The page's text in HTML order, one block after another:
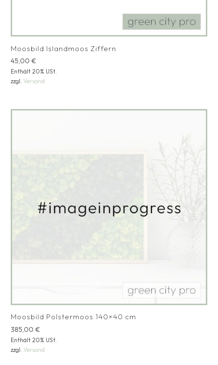
Moosbild Islandmoos Ziffern
45,00€
Enthält 20% USt.
zzgl.Versand
Moosbild Polstermoos 140×40 cm
385,00€
Enthält 20% USt.
zzgl.Versand